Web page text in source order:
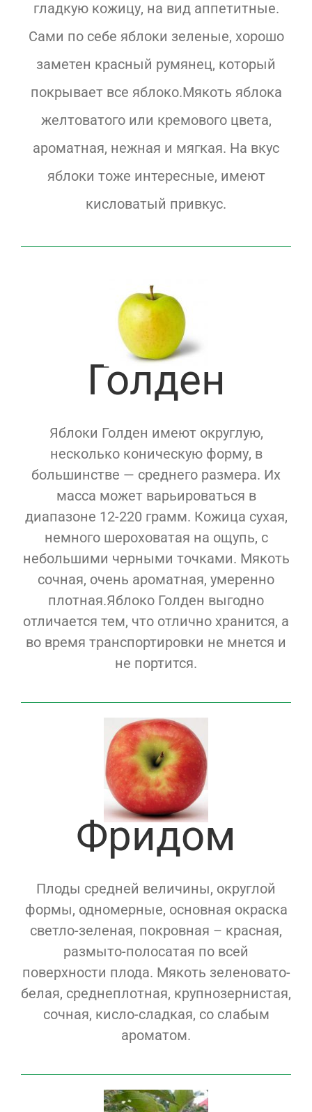
гладкую кожицу, на вид аппетитные.
Сами по себе яблоки зеленые, хорошо
заметен красный румянец, который
покрывает все яблоко.Мякоть яблока
желтоватого или кремового цвета,
ароматная, нежная и мягкая. На вкус
яблоки тоже интересные, имеют
кисловатый привкус.
Голден
Яблоки Голден имеют округлую,
несколько коническую форму, в
большинстве — среднего размера. Их
масса может варьироваться в
диапазоне 12-220 грамм. Кожица сухая,
немного шероховатая на ощупь, с
небольшими черными точками. Мякоть
сочная, очень ароматная, умеренно
плотная.Яблоко Голден выгодно
отличается тем, что отлично хранится, а
во время транспортировки не мнется и
не портится.
Фридом
Плоды средней величины, округлой
формы, одномерные, основная окраска
светло-зеленая, покровная – красная,
размыто-полосатая по всей
поверхности плода. Мякоть зеленовато-
белая, среднеплотная, крупнозернистая,
сочная, кисло-сладкая, со слабым
ароматом.